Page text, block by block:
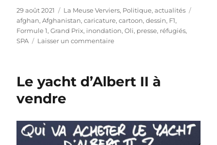
Publié
le
29 août 2021 Catégories
La Meuse Verviers, Politique, actualités
afghan,Afghanistan,caricature,cartoon,dessin, F1,
Formule 1,Grand Prix, inondation,Oli, presse, réfugiés,
SPA
Laisser un commentairesur
Spa
Le yacht d’Albert II à
vendre